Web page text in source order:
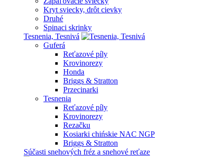
Kryt sviecky, drôt cievky
Druhé
Spinaci skrinky
Tesnenia, Tesnivá
Guferá
Reťazové píly
Krovinorezy
Honda
Briggs & Stratton
Przecinarki
Tesnenia
Reťazové píly
Krovinorezy
Rezačku
Kosiarki chińskie NAC NGP
Briggs & Stratton
Súčasti snehových fréz a snehové reťaze